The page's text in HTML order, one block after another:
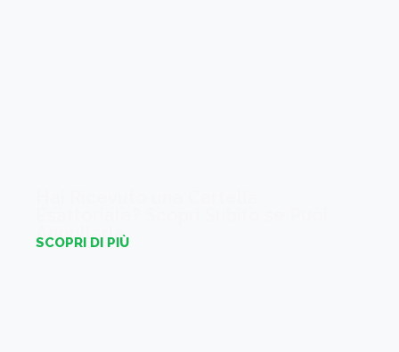
Annullarla
SCOPRI DI PIÙ